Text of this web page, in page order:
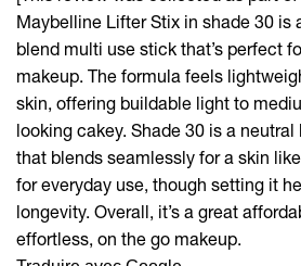
Maybelline Lifter Stix in shade 30 is
blend multi use stick that’s perfect
makeup. The formula feels
skin, offering buildable light to
looking cakey. Shade 30 is a
that blends seamlessly for a skin
for everyday use, though setting it
longevity. Overall, it’s a great
effortless, on the go makeup.